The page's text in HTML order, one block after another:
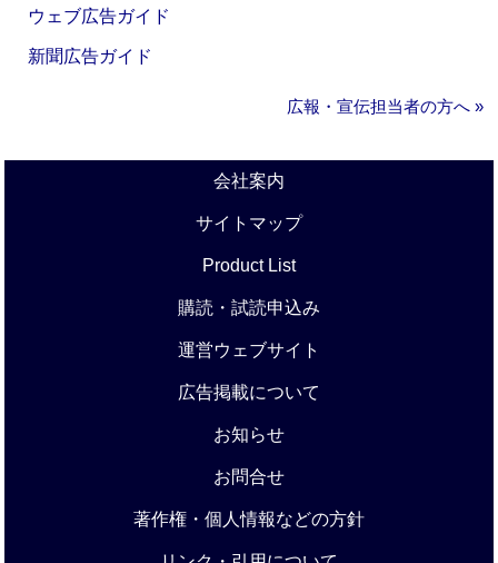
ウェブ広告ガイド
新聞広告ガイド
広報・宣伝担当者の方へ »
会社案内
サイトマップ
Product List
購読・試読申込み
運営ウェブサイト
広告掲載について
お知らせ
お問合せ
著作権・個人情報などの方針